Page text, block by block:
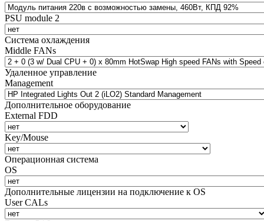
PSU module 2
Система охлаждения
Middle FANs
Удаленное управление
Management
Дополнительное оборудование
External FDD
Key/Mouse
Операционная система
OS
Дополнительные лицензии на подключение к OS
User CALs